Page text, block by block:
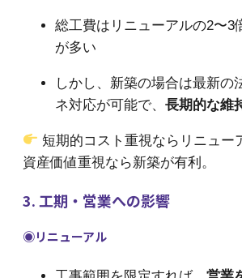
総工費はリニューアルの2〜3
が多い
しかし、新築の場合は最新の
ネ対応が可能で、 長期的な維
短期的コスト重視ならリニュー
資産価値重視なら新築が有利。
3. 工期・営業への影響
◉リニューアル